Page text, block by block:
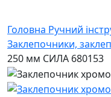
Головнa Ручний
Заклепочники,
250 мм СИЛА 680153